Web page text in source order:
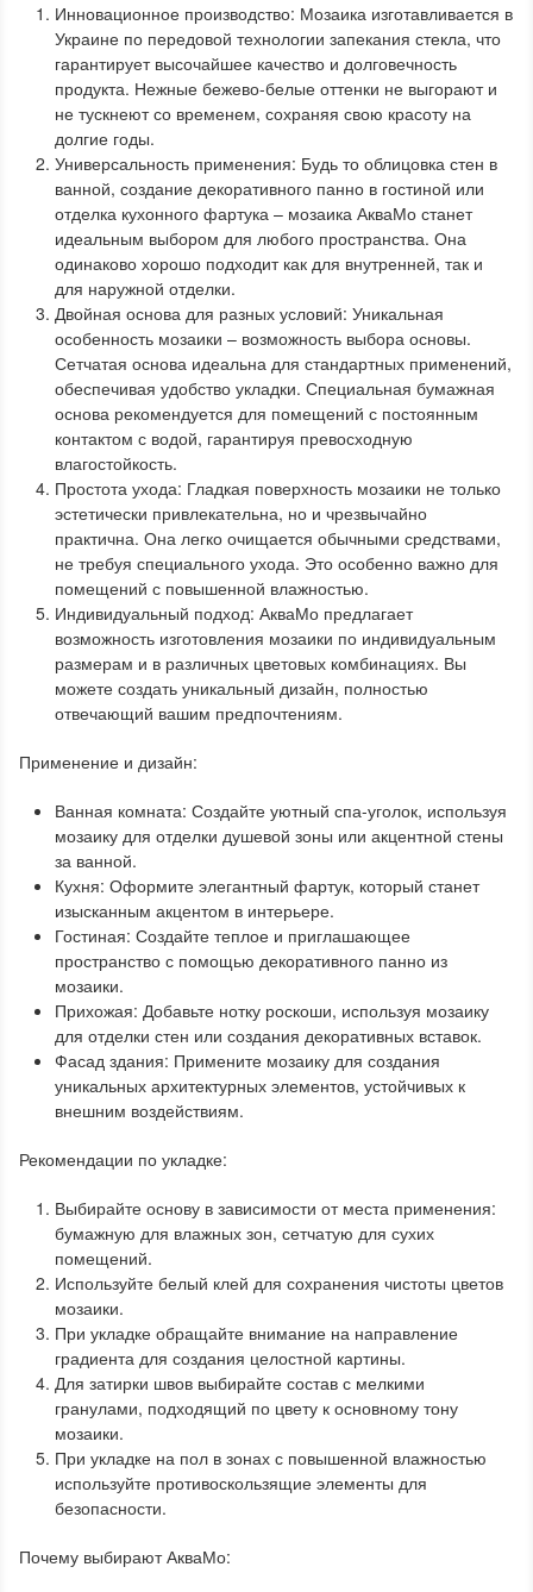
Инновационное производство: Мозаика изготавливается в
Украине по передовой технологии запекания стекла, что
гарантирует высочайшее качество и долговечность
продукта. Нежные бежево-белые оттенки не выгорают и
не тускнеют со временем, сохраняя свою красоту на
долгие годы.
Универсальность применения: Будь то облицовка стен в
ванной, создание декоративного панно в гостиной или
отделка кухонного фартука – мозаика АкваМо станет
идеальным выбором для любого пространства. Она
одинаково хорошо подходит как для внутренней, так и
для наружной отделки.
Двойная основа для разных условий: Уникальная
особенность мозаики – возможность выбора основы.
Сетчатая основа идеальна для стандартных применений,
обеспечивая удобство укладки. Специальная бумажная
основа рекомендуется для помещений с постоянным
контактом с водой, гарантируя превосходную
влагостойкость.
Простота ухода: Гладкая поверхность мозаики не только
эстетически привлекательна, но и чрезвычайно
практична. Она легко очищается обычными средствами,
не требуя специального ухода. Это особенно важно для
помещений с повышенной влажностью.
Индивидуальный подход: АкваМо предлагает
возможность изготовления мозаики по индивидуальным
размерам и в различных цветовых комбинациях. Вы
можете создать уникальный дизайн, полностью
отвечающий вашим предпочтениям.
Применение и дизайн:
Ванная комната: Создайте уютный спа-уголок, используя
мозаику для отделки душевой зоны или акцентной стены
за ванной.
Кухня: Оформите элегантный фартук, который станет
изысканным акцентом в интерьере.
Гостиная: Создайте теплое и приглашающее
пространство с помощью декоративного панно из
мозаики.
Прихожая: Добавьте нотку роскоши, используя мозаику
для отделки стен или создания декоративных вставок.
Фасад здания: Примените мозаику для создания
уникальных архитектурных элементов, устойчивых к
внешним воздействиям.
Рекомендации по укладке:
Выбирайте основу в зависимости от места применения:
бумажную для влажных зон, сетчатую для сухих
помещений.
Используйте белый клей для сохранения чистоты цветов
мозаики.
При укладке обращайте внимание на направление
градиента для создания целостной картины.
Для затирки швов выбирайте состав с мелкими
гранулами, подходящий по цвету к основному тону
мозаики.
При укладке на пол в зонах с повышенной влажностью
используйте противоскользящие элементы для
безопасности.
Почему выбирают АкваМо: